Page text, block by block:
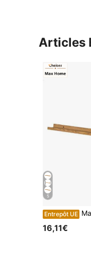
Articles
5
Entrepôt UE Max Home Etagère
16,11€